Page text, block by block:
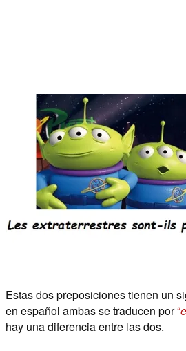
Estas dos preposiciones tienen un
en español ambas se traducen por“
hay una diferencia entre las dos.